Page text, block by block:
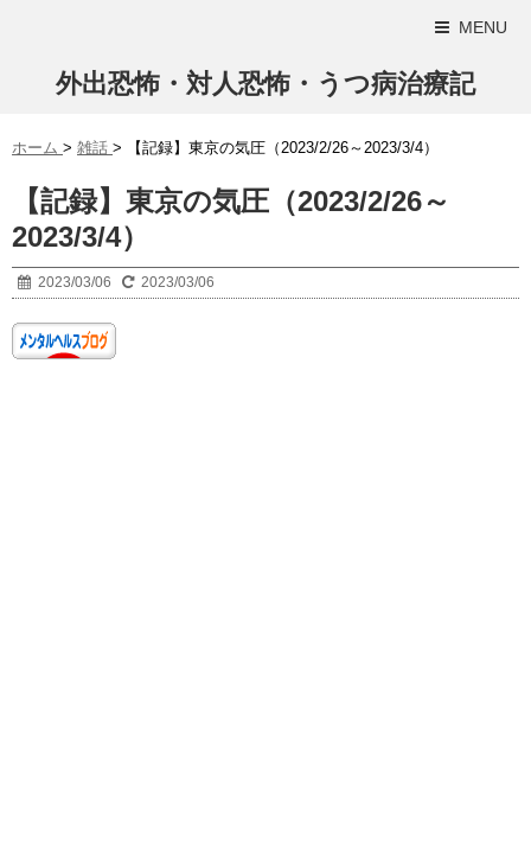
MENU
外出恐怖・対人恐怖・うつ病治療記
ホーム > 雑話 > 【記録】東京の気圧（2023/2/26～2023/3/4）
【記録】東京の気圧（2023/2/26～
2023/3/4）
2023/03/06 2023/03/06